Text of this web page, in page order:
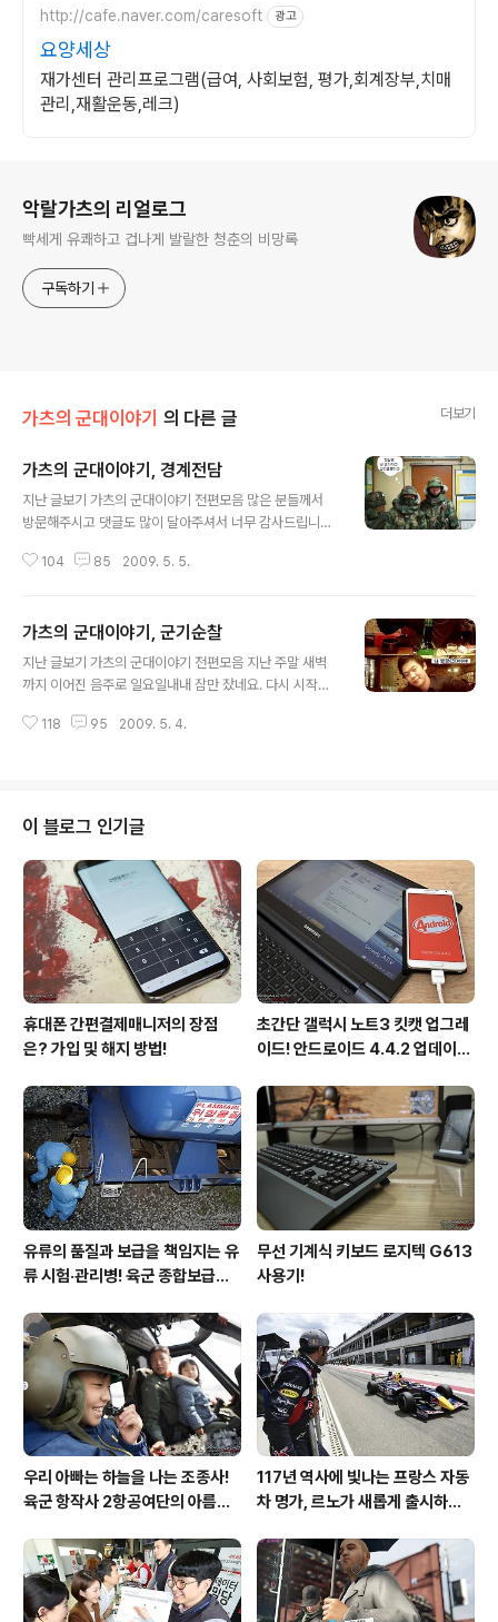
http://cafe.naver.com/caresoft 광고
요양세상
재가센터 관리프로그램(급여, 사회보험, 평가,회계장부,치매
관리,재활운동,레크)
악랄가츠의 리얼로그
빡세게 유쾌하고 겁나게 발랄한 청춘의 비망록
구독하기
가츠의 군대이야기 의 다른 글 더보기
가츠의 군대이야기, 경계전담
지난 글보기 가츠의 군대이야기 전편모음 많은 분들께서
방문해주시고 댓글도 많이 달아주셔서 너무 감사드립니다.
하고 기다리고 있었는데 내일이군요! 이놈의 건방증... 그래
기 해볼까 합니다. 언제나처럼 시간적 순서에 따라 전개되
지 않으며, 그때그때 기억나는 사건을 재구성하여 작성하
고 있습니다. 고로 예전 글을 안 읽으시고 바로 보셔도 무방
난 글보기를 이용해주세요! 보통 부대로 신병이 들어오면,
104 85 2009. 5. 5.
가츠의 군대이야기, 군기순찰
지난 글보기 가츠의 군대이야기 전편모음 지난 주말 새벽
까지 이어진 음주로 일요일내내 잠만 잤네요. 다시 시작된
들도 있으시겠네요. 다들 힘찬 한주를 보내보아요. 아자 아
사건을 재구성하여 작성하고 있습니다. 고로 예전 글을 안
읽으시고 바로 보셔도 무방합니다. 시간적 여유가 있으신
분들은 윗부분에 위치한 지난 글보기를 이용해주세요! 때
는 바야흐로 06년 1월, 가츠가 상병으로 진급한 달이다. 어
느덧 중대에는 고참보다 후임이 더 많아졌고, 고참들에게
어느정도 인정도 받기 시작하였다. 하루하루..
118 95 2009. 5. 4.
이 블로그 인기글
휴대폰 간편결제매니저의 장점
은? 가입 및 해지 방법!
초간단 갤럭시 노트3 킷캣 업그레
이드! 안드로이드 4.4.2 업데이트
유류의 품질과 보급을 책임지는 유
류 시험·관리병! 육군 종합보급창
무선 기계식 키보드 로지텍 G613
사용기!
우리 아빠는 하늘을 나는 조종사!
육군 항작사 2항공여단의 아름다
117년 역사에 빛나는 프랑스 자동
차 명가, 르노가 새롭게 출시하는